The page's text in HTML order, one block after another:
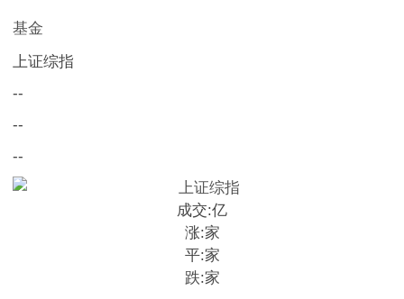
基金
上证综指
--
--
--
成交:亿
涨:家
平:家
跌:家